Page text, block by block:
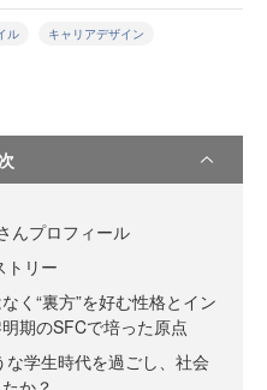
ル キャリアデザイン
んプロフィール
トリー
く“裏方”を好む性格とイン
期のSFCで培った原点
学生時代を過ごし、社会